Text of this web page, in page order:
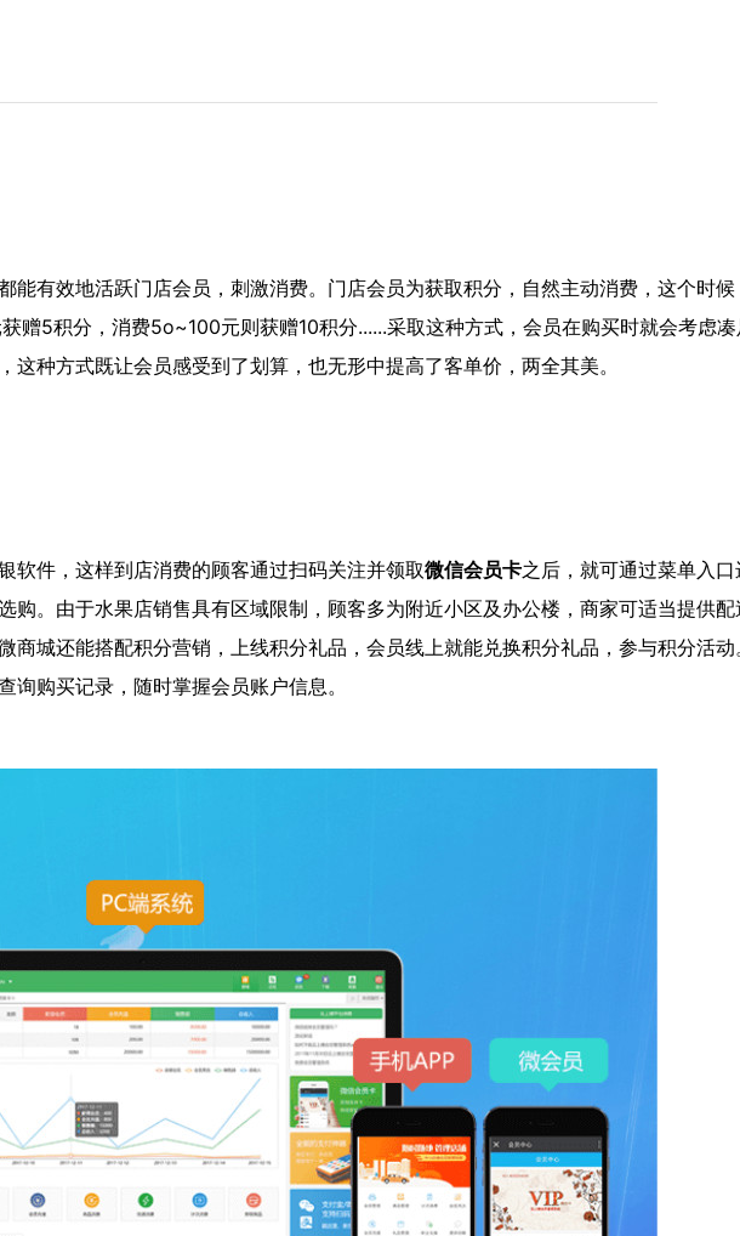
能有效地活跃门店会员，刺激消费。门店会员为获取积分，自然主动消费，这个时
赠5积分，消费5o~100元则获赠10积分......采取这种方式，会员在购买时就会考虑
这种方式既让会员感受到了划算，也无形中提高了客单价，两全其美。
软件，这样到店消费的顾客通过扫码关注并领取微信会员卡之后，就可通过菜单入
购。由于水果店销售具有区域限制，顾客多为附近小区及办公楼，商家可适当提供
商城还能搭配积分营销，上线积分礼品，会员线上就能兑换积分礼品，参与积分活
询购买记录，随时掌握会员账户信息。